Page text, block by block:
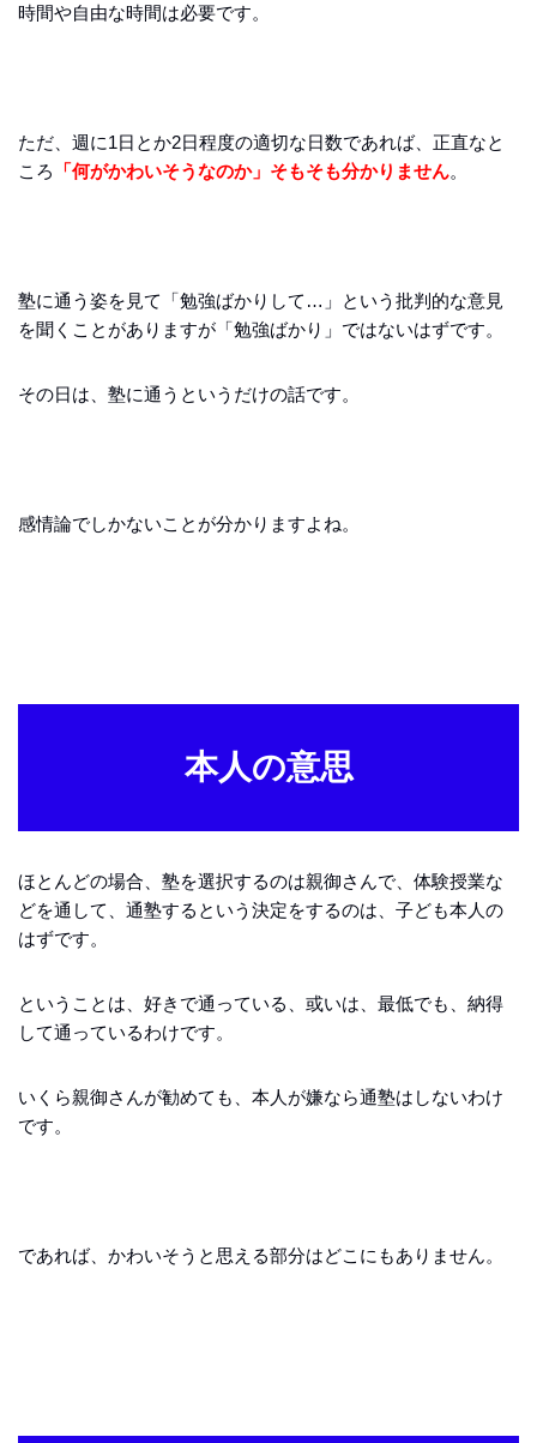
時間や自由な時間は必要です。
ただ、週に1日とか2日程度の適切な日数であれば、正直なと
ころ
「何がかわいそうなのか」そもそも分かりません。
塾に通う姿を見て「勉強ばかりして…」という批判的な意見
を聞くことがありますが「勉強ばかり」ではないはずです。
その日は、塾に通うというだけの話です。
感情論でしかないことが分かりますよね。
本人の意思
ほとんどの場合、塾を選択するのは親御さんで、体験授業な
どを通して、通塾するという決定をするのは、子ども本人の
はずです。
ということは、好きで通っている、或いは、最低でも、納得
して通っているわけです。
いくら親御さんが勧めても、本人が嫌なら通塾はしないわけ
です。
であれば、かわいそうと思える部分はどこにもありません。